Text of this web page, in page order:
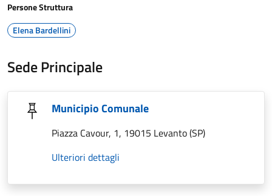
Persone Struttura
Elena Bardellini
Sede Principale
Municipio Comunale
Piazza Cavour, 1, 19015 Levanto (SP)
Ulteriori dettagli